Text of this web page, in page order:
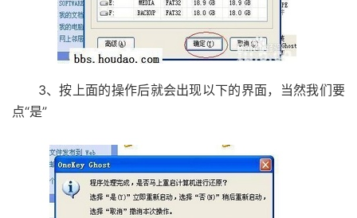
3、按上面的操作后就会出现以下的界面，当然我们要
点“是”